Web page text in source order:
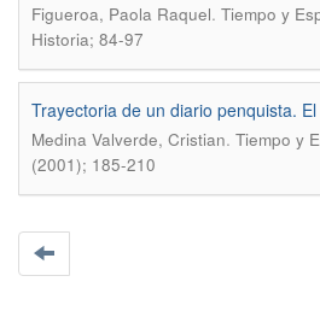
Figueroa, Paola Raquel. Tiempo y
Historia; 84-97
Trayectoria de un diario penquista.
Medina Valverde, Cristian. Tiempo y
(2001); 185-210